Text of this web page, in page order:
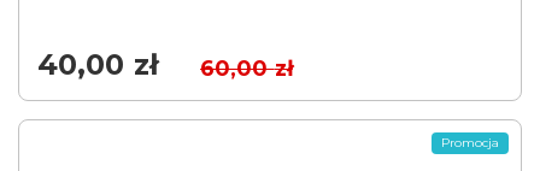
40,00 zł 60,00zł
Promocja